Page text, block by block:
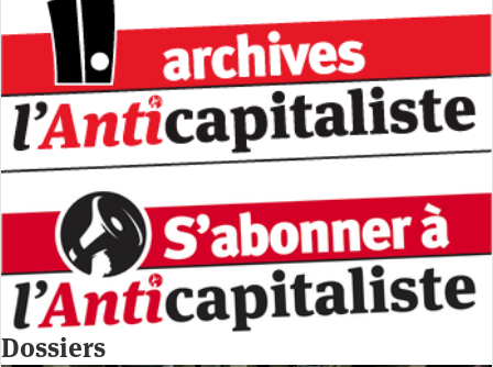
Dossiers